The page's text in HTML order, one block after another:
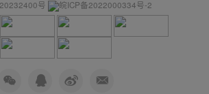
号 皖ICP备2022000334号-2